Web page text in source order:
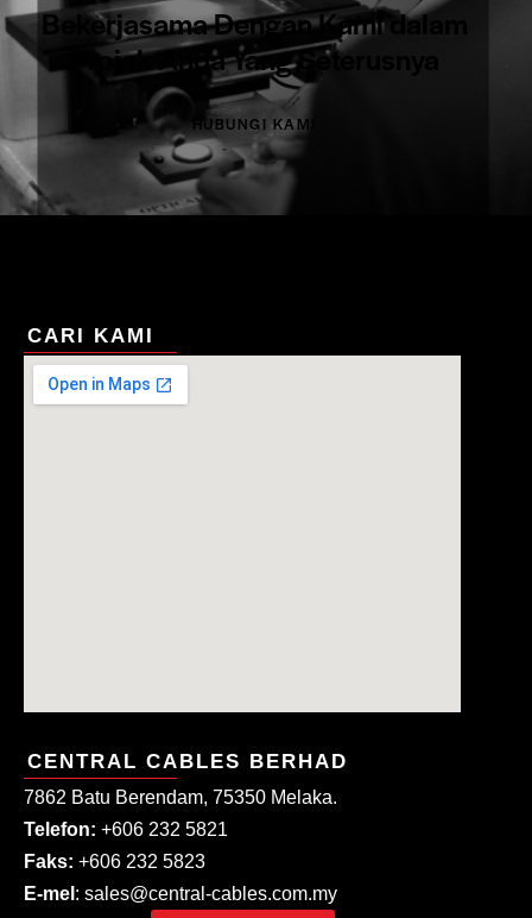
Bekerjasama Dengan Kami dalam
Projek Anda Yang Seterusnya
HUBUNGI KAMI
CARI KAMI
CENTRAL CABLES BERHAD
7862 Batu Berendam, 75350 Melaka.
Telefon: +606 232 5821
Faks: +606 232 5823
E-mel : sales@central-cables.com.my